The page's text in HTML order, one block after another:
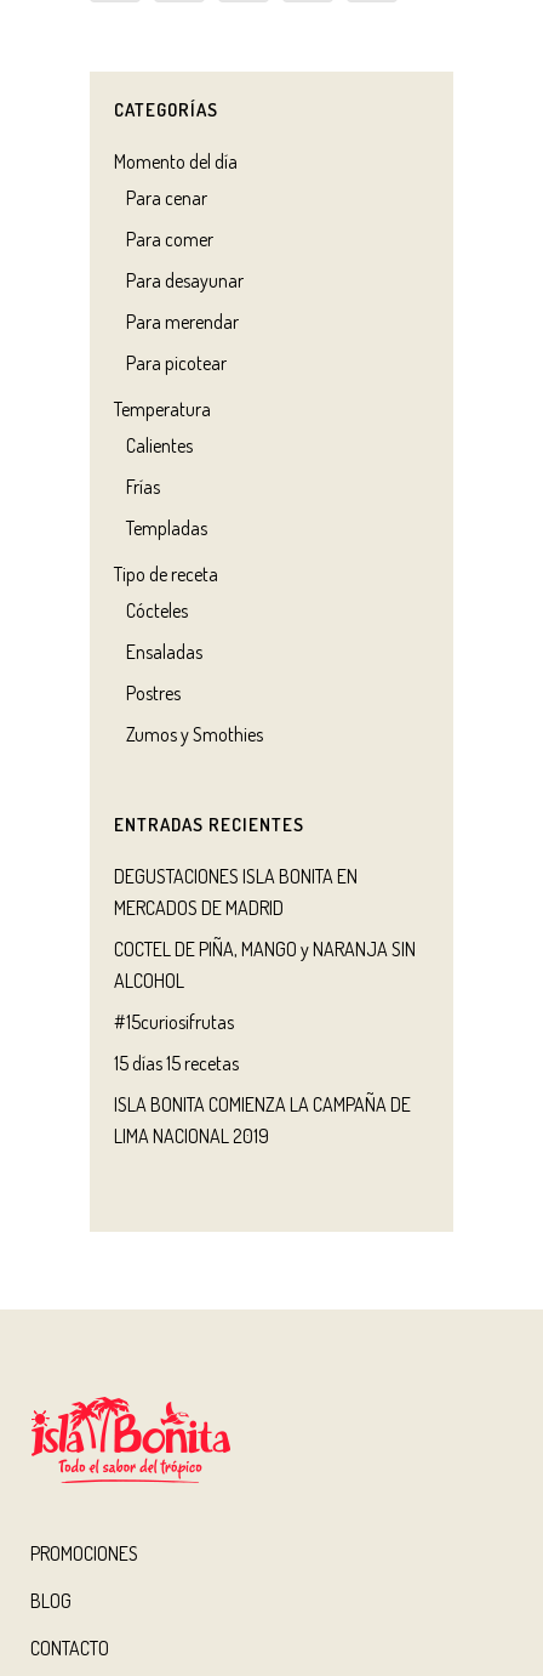
CATEGORÍAS
Momento del día
Para cenar
Para comer
Para desayunar
Para merendar
Para picotear
Temperatura
Calientes
Frías
Templadas
Tipo de receta
Cócteles
Ensaladas
Postres
Zumos y Smothies
ENTRADAS RECIENTES
DEGUSTACIONES ISLA BONITA EN
MERCADOS DE MADRID
COCTEL DE PIÑA, MANGO y NARANJA SIN
ALCOHOL
#15curiosifrutas
15 días 15 recetas
ISLA BONITA COMIENZA LA CAMPAÑA DE
LIMA NACIONAL 2019
PROMOCIONES
BLOG
CONTACTO